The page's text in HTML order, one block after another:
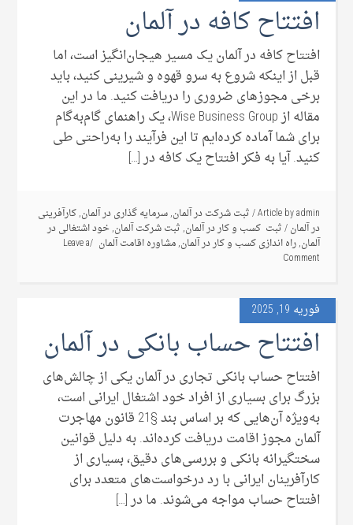
افتتاح کافه در آلمان
افتتاح کافه در آلمان یک مسیر هیجان‌انگیز است، اما
قبل از اینکه شروع به سرو قهوه و شیرینی کنید، باید
برخی مجوزهای ضروری را دریافت کنید. ما در این
مقاله از Wise Business Group، یک راهنمای گام‌به‌گام
برای شما آماده کرده‌ایم تا این فرآیند را به‌راحتی طی
کنید. آیا به فکر افتتاح یک کافه در […]
Article byadmin
/ثبت شرکت در آلمان,سرمایه گذاری در آلمان,کارآفرینی
در آلمان/ثبت کسب و کار در آلمان,ثبت شرکت آلمان,خود اشتغالی در
آلمان,راه اندازی کسب و کار در آلمان,مشاوره اقامت آلمان Leave a
Comment
فوریه 19, 2025
افتتاح حساب بانکی در آلمان
افتتاح حساب بانکی تجاری در آلمان یکی از چالش‌های
بزرگ برای بسیاری از افراد خود اشتغال ایرانی است،
به‌ویژه آن‌هایی که بر اساس بند §21 قانون مهاجرت
آلمان مجوز اقامت دریافت کرده‌اند. به دلیل قوانین
سختگیرانه بانکی و بررسی‌های دقیق، بسیاری از
کارآفرینان ایرانی با رد درخواست‌های متعدد برای
افتتاح حساب مواجه می‌شوند. ما در […]